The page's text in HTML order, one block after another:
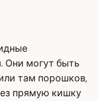
Они могут быть
там порошков,
прямую кишку